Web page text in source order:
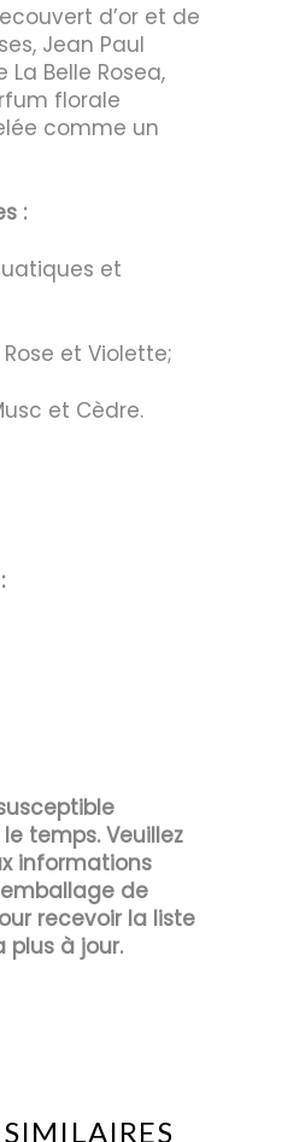
d’or et de
Jean Paul
Belle Rosea,
florale
comme un
:
et
et Violette;
et Cèdre.
temps. Veuillez
informations
de
recevoir la liste
plus à jour.